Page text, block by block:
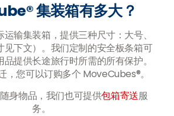
集装箱有多大？
输集装箱，提供三种尺寸：大号、
见下文）。我们定制的安全板条箱可
提供长途旅行时所需的所有保护。
，您可以订购多个 MoveCubes®。
身物品，我们也可提供包箱寄送服
务。